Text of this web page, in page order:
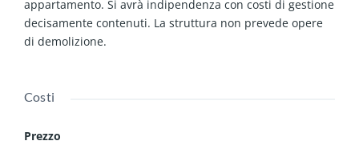
appartamento. Si avrà indipendenza con costi di gestione
decisamente contenuti. La struttura non prevede opere
di demolizione.
Costi
Prezzo